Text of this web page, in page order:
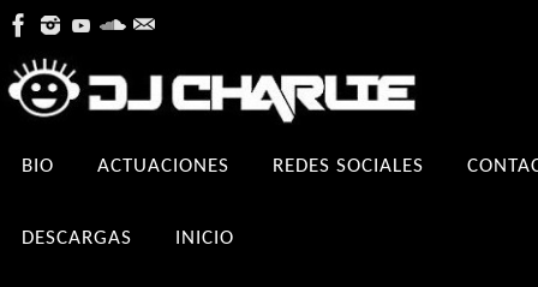
contenido
BIO ACTUACIONES REDES SOCIALES
DESCARGAS INICIO